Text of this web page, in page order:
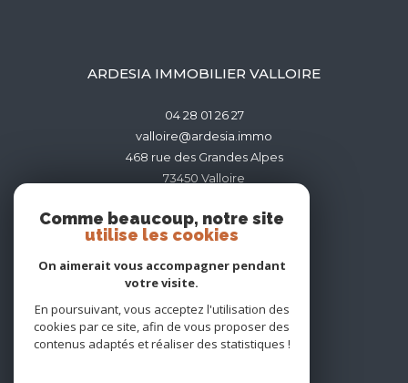
ARDESIA IMMOBILIER VALLOIRE
04 28 01 26 27
valloire@ardesia.immo
468 rue des Grandes Alpes
73450
valloire
Comme beaucoup, notre site
utilise les cookies
On aimerait vous accompagner pendant
votre visite.
En poursuivant, vous acceptez l'utilisation des
cookies par ce site, afin de vous proposer des
contenus adaptés et réaliser des statistiques !